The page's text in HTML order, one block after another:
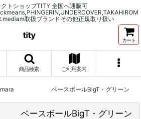
トショップTITY 全国へ通販可
取扱ブランドその他正規取り扱い
tity
カート
商品検索 ご利用案内
ベースボールBigT・グリーン
スボールBigT・グリーン